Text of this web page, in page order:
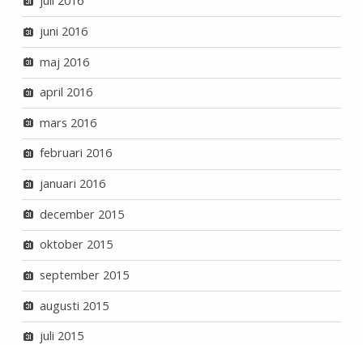
juni 2016
maj 2016
april 2016
mars 2016
februari 2016
januari 2016
december 2015
oktober 2015
september 2015
augusti 2015
juli 2015